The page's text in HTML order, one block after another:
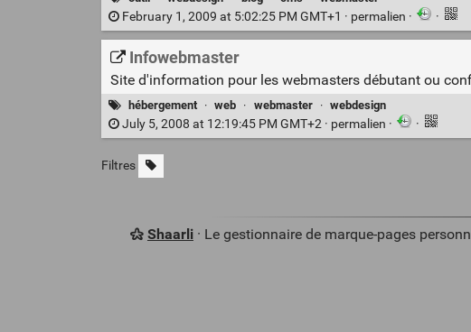
February 1, 2009 at 5:02:25 PM GMT+1 · permalien · ·
Infowebmaster
Site d'information pour les webmasters débutant ou
hébergement · web · webmaster · webdesign
July 5, 2008 at 12:19:45 PM GMT+2 · permalien · ·
Filtres
Shaarli· Le gestionnaire de marque-pages